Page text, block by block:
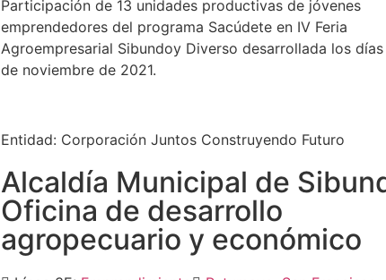
Participación de 13 unidades productivas de jóvenes
emprendedores del programa Sacúdete en IV Feria
Agroempresarial Sibundoy Diverso desarrollada los días
de noviembre de 2021.
Entidad: Corporación Juntos Construyendo Futuro
Alcaldía Municipal de
Oficina de desarrollo
agropecuario y económico